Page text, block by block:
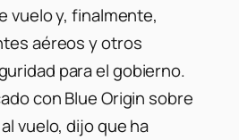
vuelo y, finalmente,
aéreos y otros
para el gobierno.
con Blue Origin sobre
vuelo, dijo que ha